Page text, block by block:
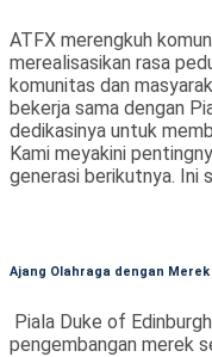
ATFX merengkuh
merealisasikan rasa
komunitas dan
bekerja sama dengan
dedikasinya untuk
Kami meyakini
generasi berikutnya. Ini
Ajang Olahraga dengan
Piala Duke of
pengembangan merek